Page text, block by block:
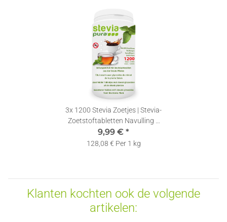
3x 1200 Stevia Zoetjes | Stevia-
Zoetstoftabletten Navulling +
Dispenser
9,99 € *
128,08 € Per 1 kg
Klanten kochten ook de volgende
artikelen: